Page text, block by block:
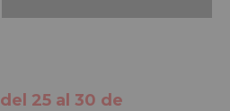
del 25 al 30 de